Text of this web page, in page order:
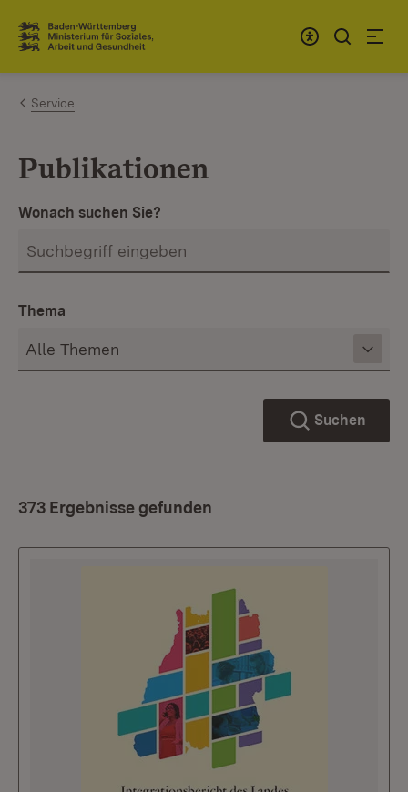
Zum Inhalt springen
Link zur Startseite
Service
Publikationen
Wonach suchen Sie?
Thema
Suchen
373 Ergebnisse gefunden